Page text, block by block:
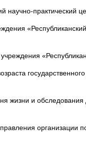
практический
«Республиканский
и обследования
организации